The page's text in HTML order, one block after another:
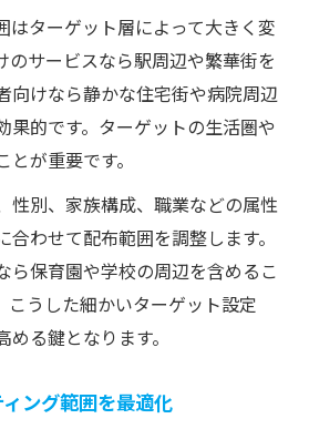
はターゲット層によって大きく変
のサービスなら駅周辺や繁華街を
向けなら静かな住宅街や病院周辺
果的です。ターゲットの生活圏や
が重要です。
性別、家族構成、職業などの属性
わせて配布範囲を調整します。
ら保育園や学校の周辺を含めるこ
こうした細かいターゲット設定
る鍵となります。
ング範囲を最適化